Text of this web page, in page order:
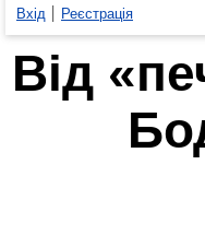
Вхід Реєстрація
Від